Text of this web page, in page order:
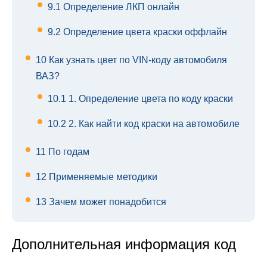
9.1 Определение ЛКП онлайн
9.2 Определение цвета краски оффлайн
10 Как узнать цвет по VIN-коду автомобиля
ВАЗ?
10.1 1. Определение цвета по коду краски
10.2 2. Как найти код краски на автомобиле
11 По годам
12 Применяемые методики
13 Зачем может понадобится
Дополнительная информация код